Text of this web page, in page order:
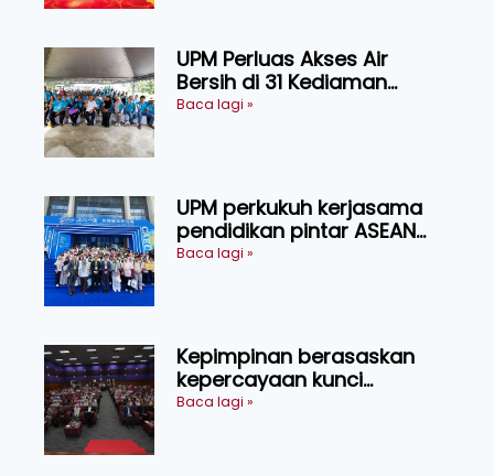
UPM Perluas Akses Air
Bersih di 31 Kediaman
Orang Asli Tasik Chini
Baca lagi »
UPM perkukuh kerjasama
pendidikan pintar ASEAN
menerusi lawatan rasmi ke
Baca lagi »
Kepimpinan berasaskan
kepercayaan kunci
kecemerlangan institusi -
Baca lagi »